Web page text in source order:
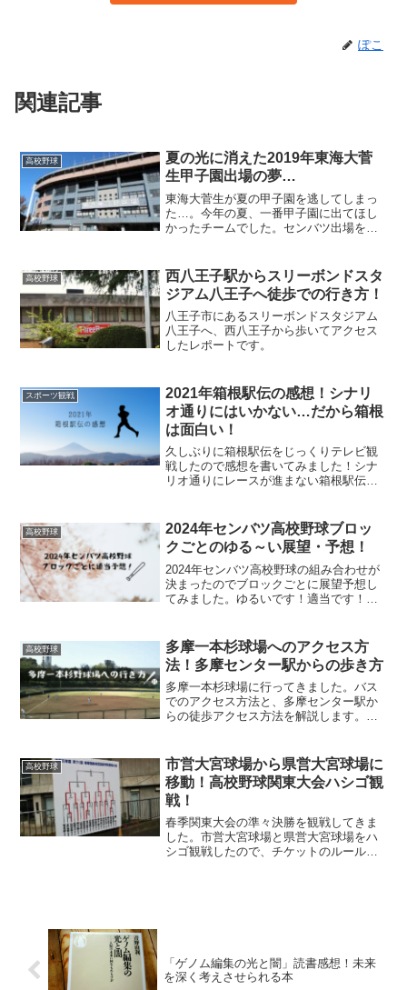
ぽこ
関連記事
高校野球
夏の光に消えた2019年東海大菅
生甲子園出場の夢…
東海大菅生が夏の甲子園を逃してしまっ
た…。今年の夏、一番甲子園に出てほし
かったチームでした。センバツ出場を阻
見て感じたことを記事にしてみました。
高校野球
西八王子駅からスリーボンドスタ
ジアム八王子へ徒歩での行き方！
八王子市にあるスリーボンドスタジアム
八王子へ、西八王子から歩いてアクセス
したレポートです。
スポーツ観戦
2021年箱根駅伝の感想！シナリ
オ通りにはいかない…だから箱根
は面白い！
久しぶりに箱根駅伝をじっくりテレビ観
戦したので感想を書いてみました！シナ
リオ通りにレースが進まない箱根駅伝は
高校野球
2024年センバツ高校野球ブロッ
クごとのゆる～い展望・予想！
2024年センバツ高校野球の組み合わせが
決まったのでブロックごとに展望予想し
てみました。ゆるいです！適当です！ベ
高校野球
多摩一本杉球場へのアクセス方
法！多摩センター駅からの歩き方
多摩一本杉球場に行ってきました。バス
でのアクセス方法と、多摩センター駅か
らの徒歩アクセス方法を解説します。多
高校野球
市営大宮球場から県営大宮球場に
移動！高校野球関東大会ハシゴ観
戦！
春季関東大会の準々決勝を観戦してきま
した。市営大宮球場と県営大宮球場をハ
シゴ観戦したので、チケットのルールや
「ゲノム編集の光と闇」読書感想！未来
を深く考えさせられる本